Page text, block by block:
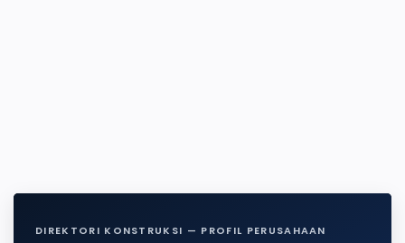
DIREKTORI KONSTRUKSI — PROFIL PERUSAHAAN